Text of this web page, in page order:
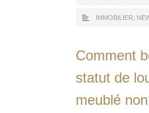
IMMOBILIER
Comment
statut de
meublé non